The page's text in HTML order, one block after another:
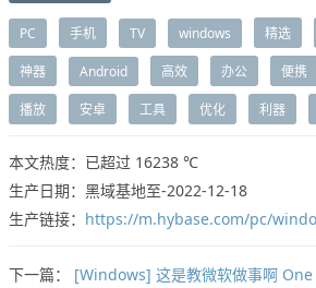
PC 手机 TV windows 精选
神器 Android 高效 办公 便携
播放 安卓 工具 优化 利器
本文热度：已超过 16238 ℃
生产日期：黑域基地至-2022-12-18
生产链接： https://m.hybase.com/pc/
下一篇：
[Windows] 这是教微软做事啊